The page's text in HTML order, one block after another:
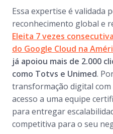
Essa expertise é validada
reconhecimento global e
Eleita 7 vezes
do Google Cloud na
já apoiou mais de 2.000
como Totvs e Unimed.
transformação digital
acesso a uma equipe
para entregar
competitiva para o seu